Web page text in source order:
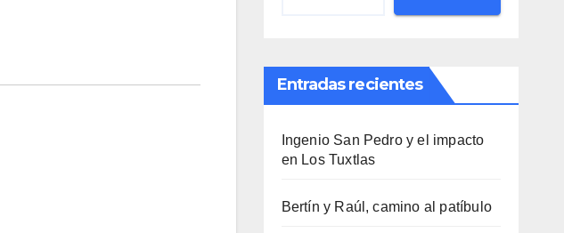
Entradas recientes
Ingenio San Pedro y el impacto
en Los Tuxtlas
Bertín y Raúl, camino al patíbulo